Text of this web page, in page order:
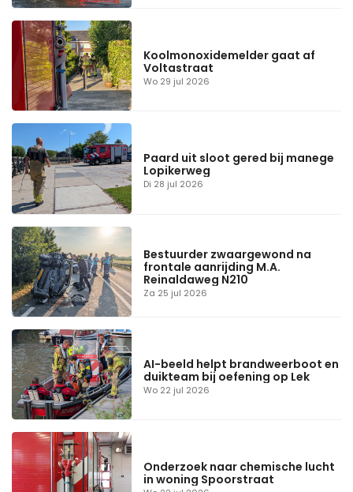
Wo 29 jul 2026
Koolmonoxidemelder gaat af
Voltastraat
Di 28 jul 2026
Paard uit sloot gered bij manege
Lopikerweg
Za 25 jul 2026
Bestuurder zwaargewond na
frontale aanrijding M.A.
Reinaldaweg N210
Wo 22 jul 2026
AI-beeld helpt brandweerboot en
duikteam bij oefening op Lek
Onderzoek naar chemische lucht
in woning Spoorstraat